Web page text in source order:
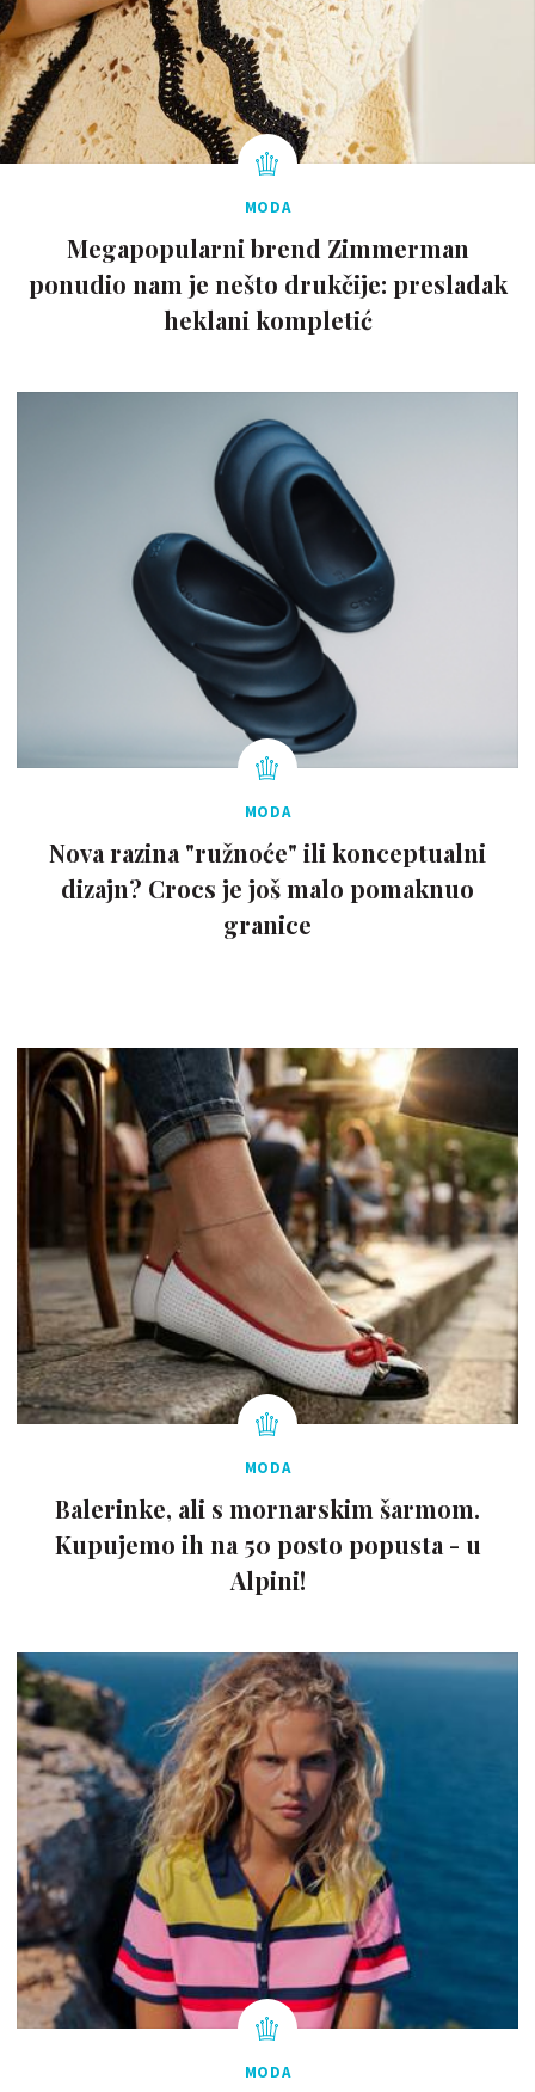
MODA
Megapopularni brend Zimmerman
ponudio nam je nešto drukčije: presladak
heklani kompletić
MODA
Nova razina "ružnoće" ili konceptualni
dizajn? Crocs je još malo pomaknuo
granice
MODA
Balerinke, ali s mornarskim šarmom.
Kupujemo ih na 50 posto popusta - u
Alpini!
MODA